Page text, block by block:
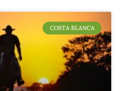
COSTA BLANCA